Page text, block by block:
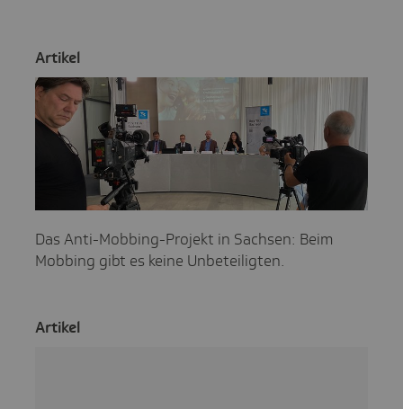
Artikel
Das Anti-Mobbing-Projekt in Sachsen: Beim
Mobbing gibt es keine Unbeteiligten.
Artikel